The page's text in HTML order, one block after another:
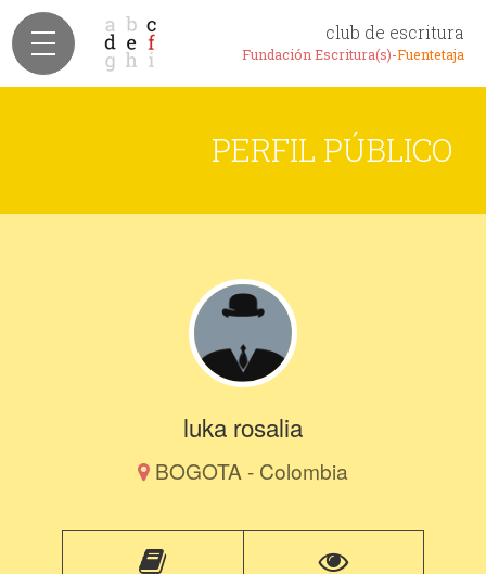
club de escritura
Fundación Escritura(s)-Fuentetaja
PERFIL PÚBLICO
luka rosalia
BOGOTA - Colombia